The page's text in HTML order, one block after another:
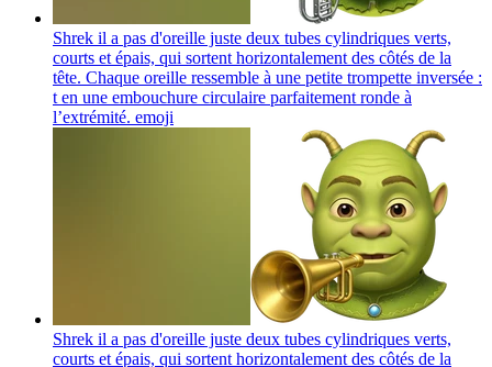
Shrek il a pas d'oreille juste deux tubes cylindriques verts,
courts et épais, qui sortent horizontalement des côtés de la
tête. Chaque oreille ressemble à une petite trompette inversée :
t en une embouchure circulaire parfaitement ronde à
l’extrémité. emoji
Shrek il a pas d'oreille juste deux tubes cylindriques verts,
courts et épais, qui sortent horizontalement des côtés de la